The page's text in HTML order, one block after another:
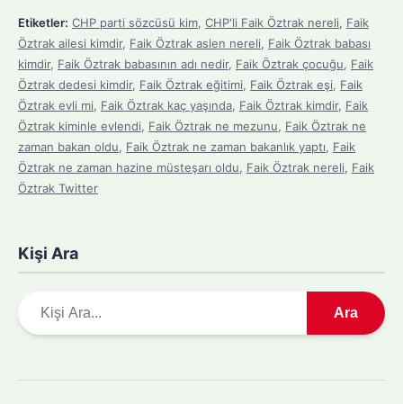
Etiketler: CHP parti sözcüsü kim, CHP'li Faik Öztrak nereli, Faik
Öztrak ailesi kimdir, Faik Öztrak aslen nereli, Faik Öztrak babası
kimdir, Faik Öztrak babasının adı nedir, Faik Öztrak çocuğu, Faik
Öztrak dedesi kimdir, Faik Öztrak eğitimi, Faik Öztrak eşi, Faik
Öztrak evli mi, Faik Öztrak kaç yaşında, Faik Öztrak kimdir, Faik
Öztrak kiminle evlendi, Faik Öztrak ne mezunu, Faik Öztrak ne
zaman bakan oldu, Faik Öztrak ne zaman bakanlık yaptı, Faik
Öztrak ne zaman hazine müsteşarı oldu, Faik Öztrak nereli, Faik
Öztrak Twitter
Kişi Ara
r
Ara